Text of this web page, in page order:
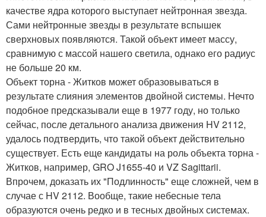
качестве ядра которого выступает нейтронная звезда.
Сами нейтронные звезды в результате вспышек
сверхновых появляются. Такой объект имеет массу,
сравнимую с массой нашего светила, однако его радиус
не больше 20 км.
Объект торна - Житков может образовываться в
результате слияния элементов двойной системы. Нечто
подобное предсказывали еще в 1977 году, но только
сейчас, после детального анализа движения HV 2112,
удалось подтвердить, что такой объект действительно
существует. Есть еще кандидаты на роль объекта торна -
Житков, например, GRO J1655-40 и VZ Sagittarii.
Впрочем, доказать их "Подлинность" еще сложней, чем в
случае с HV 2112. Вообще, такие небесные тела
образуются очень редко и в тесных двойных системах.